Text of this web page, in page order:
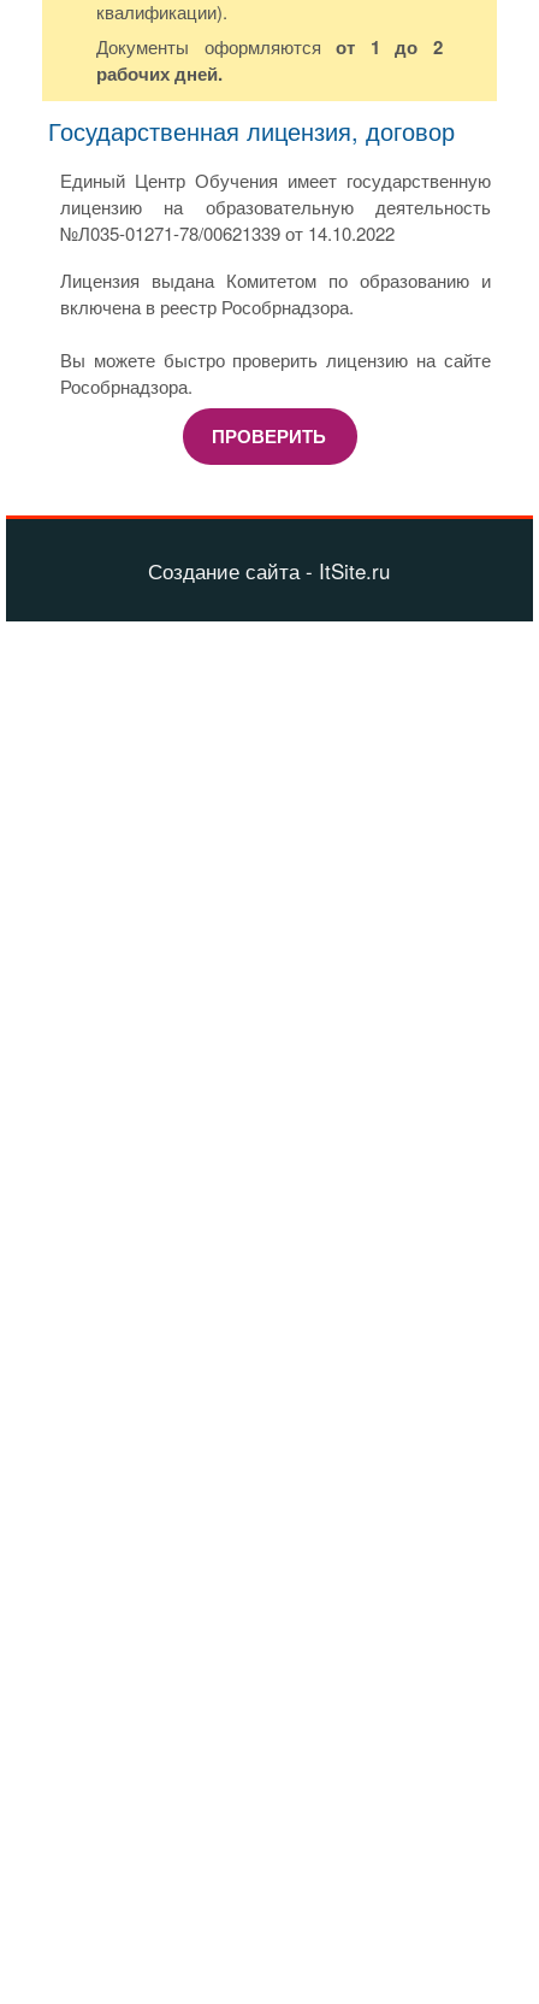
квалификации).
Документы оформляютсяот 1 до 2
рабочих дней.
Государственная лицензия, договор
Единый Центр Обучения имеет государственную
лицензию на образовательную деятельность
№Л035-01271-78/00621339 от 14.10.2022
Лицензия выдана Комитетом по образованию и
включена в реестр Рособрнадзора.
Вы можете быстро проверить лицензию на сайте
Рособрнадзора.
ПРОВЕРИТЬ
Создание сайта - ItSite.ru